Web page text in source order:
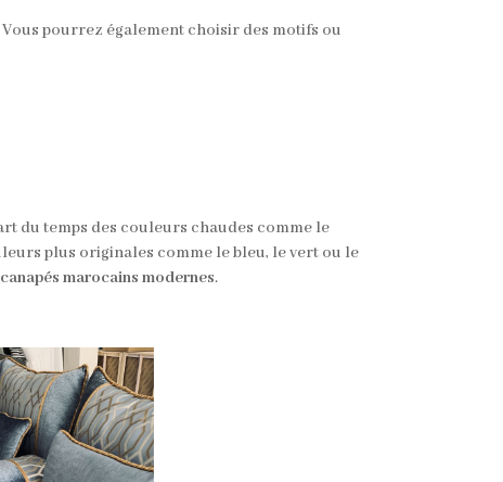
pourrez également choisir des motifs ou
du temps des couleurs chaudes comme le
plus originales comme le bleu, le vert ou le
canapés marocains modernes.